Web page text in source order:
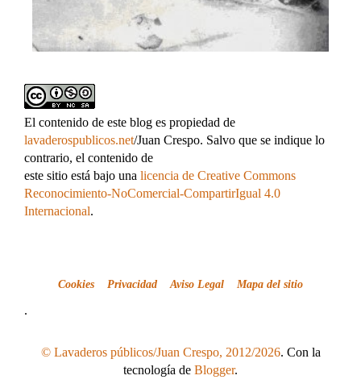
El contenido de este blog es propiedad de
lavaderospublicos.net/Juan Crespo. Salvo que se indique lo
contrario, el contenido de
este sitio está bajo una licencia de Creative Commons
Reconocimiento-NoComercial-CompartirIgual 4.0
Internacional.
Cookies Privacidad Aviso Legal Mapa del sitio
.
© Lavaderos públicos/Juan Crespo, 2012/2026. Con la
tecnología de Blogger.